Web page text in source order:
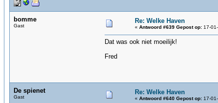
bomme
Gast
Re: Welke Haven
« Antwoord #639 Gepost op: 17-
Dat was ook niet moeilijk!
Fred
De spienet
Gast
Re: Welke Haven
« Antwoord #640 Gepost op: 17-